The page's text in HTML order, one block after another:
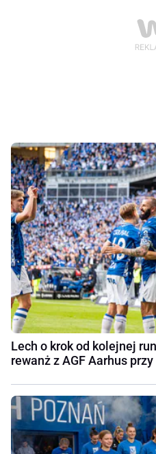
Lech o krok od kolejnej
rewanż z AGF Aarhus przy